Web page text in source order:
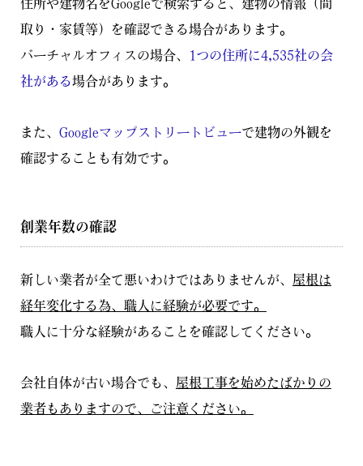
住所や建物名をGoogleで検索すると、建物の情報（間
取り・家賃等）を確認できる場合があります。
バーチャルオフィスの場合、
1つの住所に4,535社の会
社がある場合があります。
また、 Googleマップストリートビューで建物の外観を
確認することも有効です。
創業年数の確認
新しい業者が全て悪いわけではありませんが、 屋根は
経年変化する為、職人に経験が必要です。
職人に十分な経験があることを確認してください。
会社自体が古い場合でも、 屋根工事を始めたばかりの
業者もありますので、ご注意ください。